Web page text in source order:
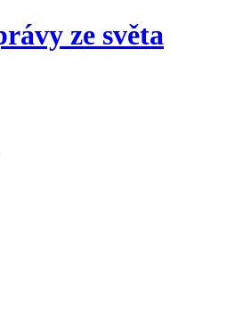
ze světa